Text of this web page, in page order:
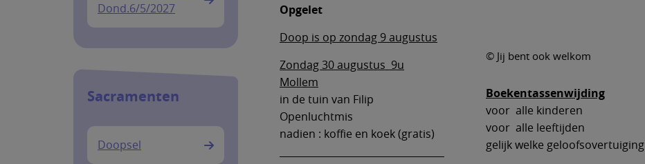
Dond.6/5/2027
Sacramenten
Doopsel
Opgelet
Doop is op zondag 9 augustus
Zondag 30 augustus 9u
Mollem
in de tuin van Filip
Openluchtmis
nadien : koffie en koek (gratis)
© Jij bent ook welkom
Boekentassenwijding
voor alle kinderen
voor alle leeftijden
gelijk welke geloofsovertuiging